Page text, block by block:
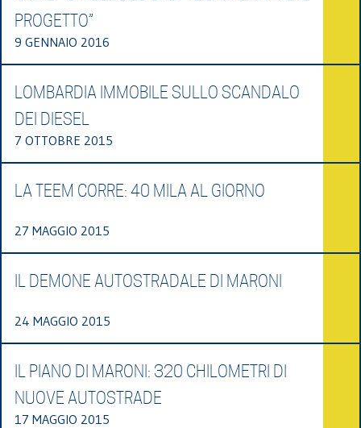
PROGETTO”
9 GENNAIO 2016
LOMBARDIA IMMOBILE SULLO SCANDALO
DEI DIESEL
7 OTTOBRE 2015
LA TEEM CORRE: 40 MILA AL GIORNO
27 MAGGIO 2015
IL DEMONE AUTOSTRADALE DI MARONI
24 MAGGIO 2015
IL PIANO DI MARONI: 320 CHILOMETRI DI
NUOVE AUTOSTRADE
17 MAGGIO 2015